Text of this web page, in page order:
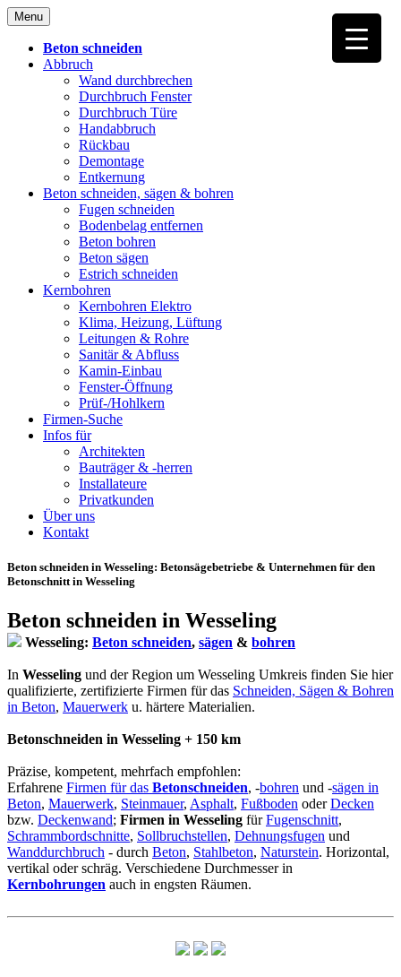
Skip
to
content
Menu
Beton schneiden
Abbruch
Wand durchbrechen
Durchbruch Fenster
Durchbruch Türe
Handabbruch
Rückbau
Demontage
Entkernung
Beton schneiden, sägen & bohren
Fugen schneiden
Bodenbelag entfernen
Beton bohren
Beton sägen
Estrich schneiden
Kernbohren
Kernbohren Elektro
Klima, Heizung, Lüftung
Leitungen & Rohre
Sanitär & Abfluss
Kamin-Einbau
Fenster-Öffnung
Prüf-/Hohlkern
Firmen-Suche
Infos für
Architekten
Bauträger & -herren
Installateure
Privatkunden
Über uns
Kontakt
Beton schneiden in Wesseling: Betonsägebetriebe & Unternehmen für den
Betonschnitt in Wesseling
Beton schneiden in Wesseling
Wesseling: Beton schneiden, sägen & bohren
In Wesseling und der Region um Wesseling Umkreis finden Sie hier
qualifizierte, zertifizierte Firmen für das Schneiden, Sägen & Bohren
in Beton, Mauerwerk u. härtere Materialien.
Betonschneiden in Wesseling + 150 km
Präzise, kompetent, mehrfach empfohlen:
Erfahrene Firmen für das Betonschneiden, -bohren und -sägen in
Beton, Mauerwerk, Steinmauer, Asphalt, Fußboden oderDecken
bzw. Deckenwand; Firmen in Wesseling fürFugenschnitt,
Schrammbordschnitte, Sollbruchstellen, Dehnungsfugen und
Wanddurchbruch - durch Beton, Stahlbeton, Naturstein. Horizontal,
vertikal oder schräg. Verschiedene Durchmesser in
Kernbohrungen auch in engsten Räumen.